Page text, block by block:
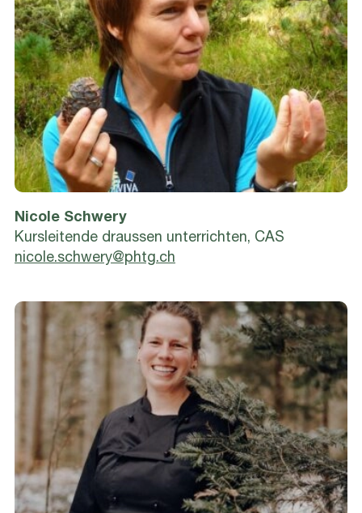
Nicole Schwery
Kursleitende draussen unterrichten, CAS
nicole.schwery@phtg.ch